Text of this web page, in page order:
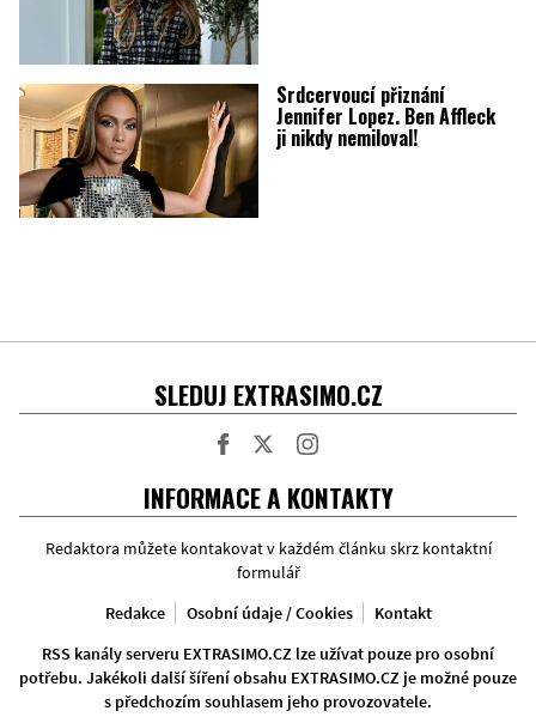
Srdcervoucí přiznání
Jennifer Lopez. Ben Affleck
ji nikdy nemiloval!
SLEDUJ EXTRASIMO.CZ
INFORMACE A KONTAKTY
Redaktora můžete kontakovat v každém článku skrz kontaktní
formulář
Redakce
Osobní údaje / Cookies
Kontakt
RSS kanály serveru EXTRASIMO.CZ lze užívat pouze pro osobní
potřebu. Jakékoli další šíření obsahu EXTRASIMO.CZ je možné pouze
s předchozím souhlasem jeho provozovatele.